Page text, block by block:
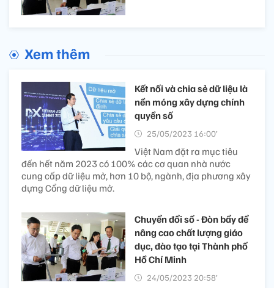
Xem thêm
Kết nối và chia sẻ dữ liệu là
nền móng xây dựng chính
quyền số
25/05/2023 16:00’
Việt Nam đặt ra mục tiêu
đến hết năm 2023 có 100% các cơ quan nhà nước
cung cấp dữ liệu mở, hơn 10 bộ, ngành, địa phương xây
dựng Cổng dữ liệu mở.
Chuyển đổi số - Đòn bẩy để
nâng cao chất lượng giáo
dục, đào tạo tại Thành phố
Hồ Chí Minh
24/05/2023 20:58’